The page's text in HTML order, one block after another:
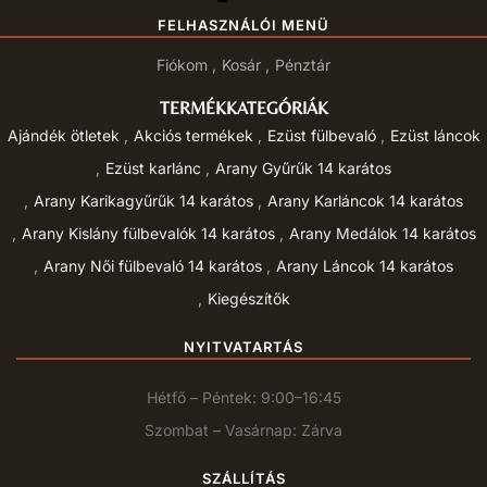
FELHASZNÁLÓI MENÜ
Fiókom Kosár Pénztár
TERMÉKKATEGÓRIÁK
Ajándék ötletek Akciós termékek Ezüst fülbevaló
Ezüst láncok
Ezüst karlánc
Arany Gyűrűk 14 karátos
Arany Karikagyűrűk 14 karátos
Arany Karláncok 14 karátos
Arany Kislány fülbevalók 14 karátos
Arany Medálok 14 karátos
Arany Női fülbevaló 14 karátos
Arany Láncok 14 karátos
Kiegészítők
NYITVATARTÁS
Hétfő – Péntek: 9:00–16:45
Szombat – Vasárnap: Zárva
SZÁLLÍTÁS